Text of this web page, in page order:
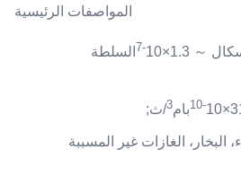
المواصفات الرئيسية
～ 1.3×10
-7
السلطة
-10 بام3/ث;
البخار، الغازات غير المسببة